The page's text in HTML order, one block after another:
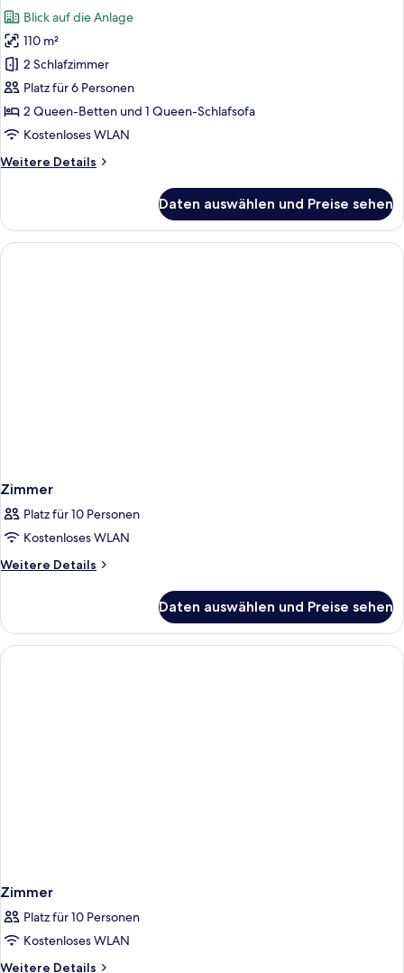
für
Premium-
Maisonette,
Blick
auf
die
anzeigen
Blick auf die Anlage
110 m²
2 Schlafzimmer
Platz für 6 Personen
2 Queen-Betten und 1 Queen-Schlafsofa
Kostenloses WLAN
Weitere Details
Weitere
Maisonette,
Blick
auf
Daten auswählen und Preise sehen
Zimmer
Platz für 10 Personen
Kostenloses WLAN
Weitere Details
Weitere
Daten auswählen und Preise sehen
Zimmer
Platz für 10 Personen
Kostenloses WLAN
Weitere Details
Weitere